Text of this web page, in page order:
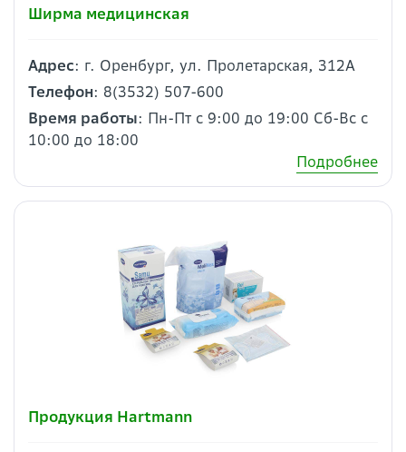
Ширма медицинская
Адрес: г. Оренбург, ул. Пролетарская, 312А
Телефон: 8(3532) 507-600
Время работы: Пн-Пт с 9:00 до 19:00 Сб-Вс с
10:00 до 18:00
Подробнее
Продукция Hartmann